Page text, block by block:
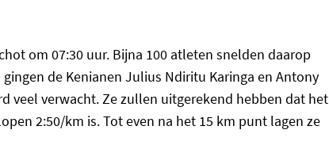
om 07:30 uur. Bijna 100 atleten snelden daarop
de Kenianen Julius Ndiritu Karinga en Antony
veel verwacht. Ze zullen uitgerekend hebben dat het
2:50/km is. Tot even na het 15 km punt lagen ze